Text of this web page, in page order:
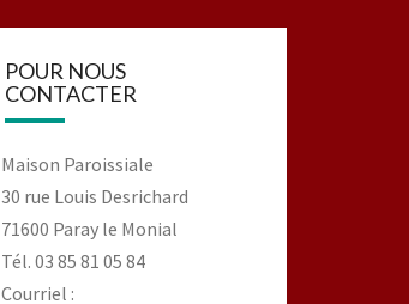
POUR NOUS
CONTACTER
Maison Paroissiale
30 rue Louis Desrichard
71600 Paray le Monial
Tél. 03 85 81 05 84
Courriel :